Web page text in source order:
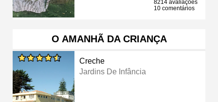
8214 avaliações
10 comentários
O AMANHÃ DA CRIANÇA
Creche
Jardins De Infância